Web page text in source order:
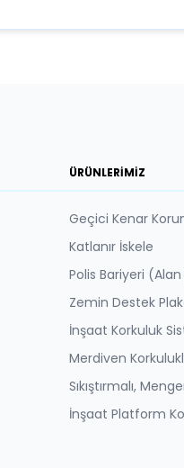
ÜRÜNLERIMIZ
Geçici Kenar
Katlanır İskele
Polis Bariyeri
Zemin Destek
İnşaat Korkuluk
Merdiven
Sıkıştırmalı,
İnşaat Platform